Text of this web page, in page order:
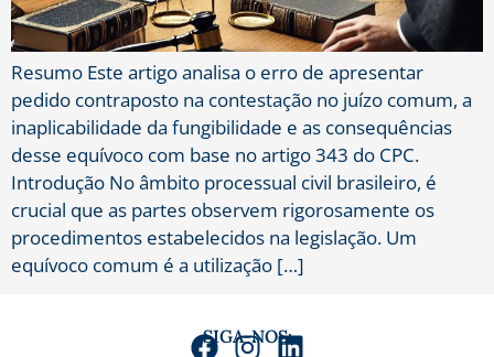
Resumo Este artigo analisa o erro de apresentar
pedido contraposto na contestação no juízo comum, a
inaplicabilidade da fungibilidade e as consequências
desse equívoco com base no artigo 343 do CPC.​
Introdução No âmbito processual civil brasileiro, é
crucial que as partes observem rigorosamente os
procedimentos estabelecidos na legislação. Um
equívoco comum é a utilização […]
SIGA-NOS: